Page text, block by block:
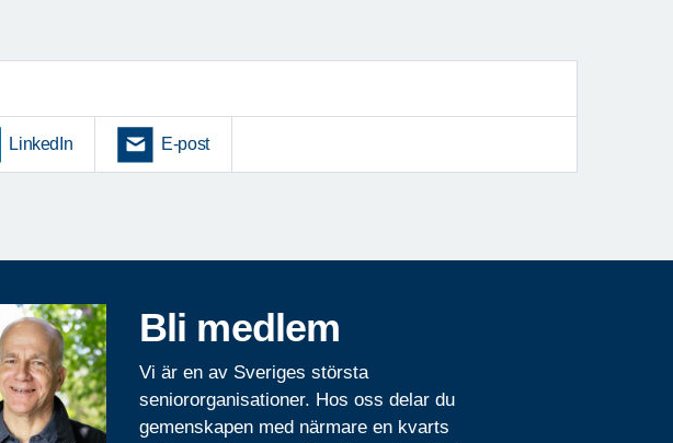
LinkedIn E-post
Bli medlem
Vi är en av Sveriges största
seniororganisationer. Hos oss delar du
gemenskapen med närmare en kvarts